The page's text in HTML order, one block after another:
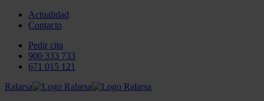
Actualidad
Contacto
Pedir cita
900 333 733
671 015 121
Ralarsa